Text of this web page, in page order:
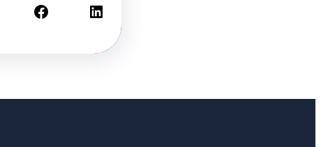
Facebook LinkedIn